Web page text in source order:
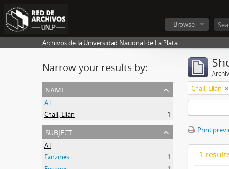
Browse
Archivos de la Universidad Nacional de La Plata
Narrow your results by:
name
All
Chali, Elián
1
subject
All
Fanzines
1
Chali, Elián
Print
1